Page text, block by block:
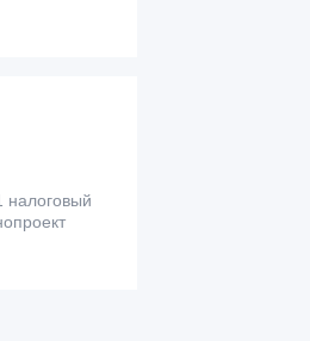
налоговый